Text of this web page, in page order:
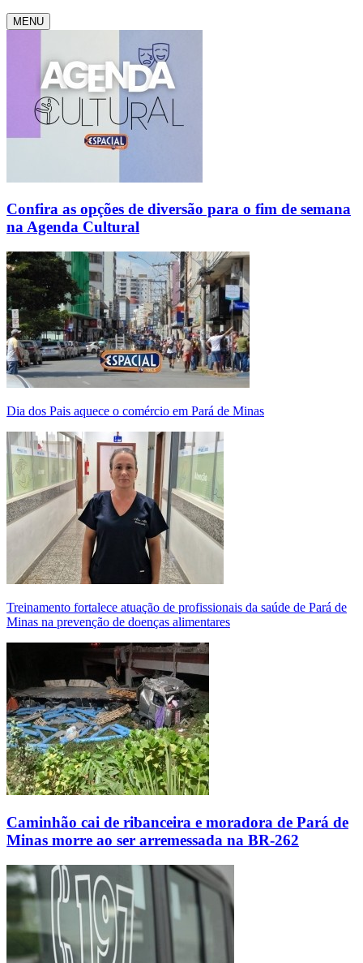
MENU
Confira as opções de diversão para o fim de semana
na Agenda Cultural
Dia dos Pais aquece o comércio em Pará de Minas
Treinamento fortalece atuação de profissionais da saúde de Pará de
Minas na prevenção de doenças alimentares
Caminhão cai de ribanceira e moradora de Pará de
Minas morre ao ser arremessada na BR-262